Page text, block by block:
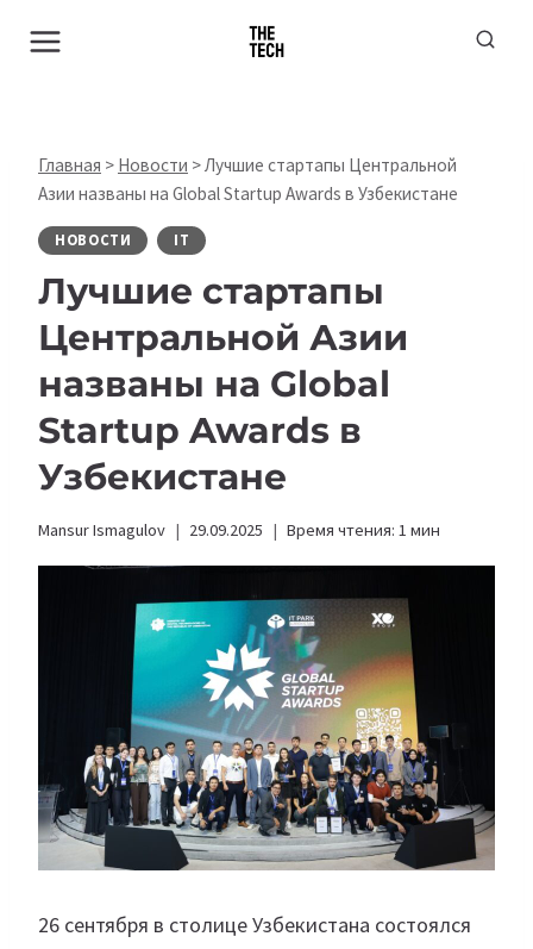
Главная > Новости >Лучшие стартапы Центральной
Азии названы на Global Startup Awards в Узбекистане
НОВОСТИ IT
Лучшие стартапы
Центральной Азии
названы на Global
Startup Awards в
Узбекистане
Mansur Ismagulov 29.09.2025 Время чтения: 1 мин
26 сентября в столице Узбекистана состоялся